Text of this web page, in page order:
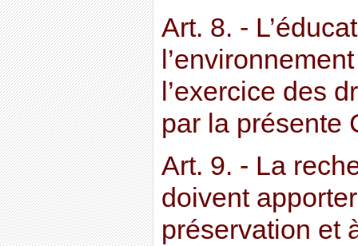
Art. 8. -
l’exercice des
par la présente
Art. 9. - La
doivent
préservation et